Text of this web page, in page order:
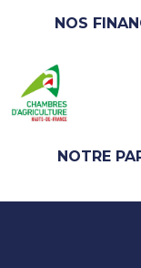
NOS
NOTRE